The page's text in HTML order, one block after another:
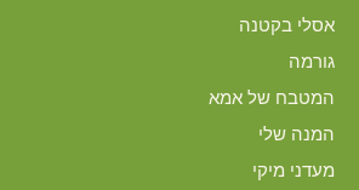
אסלי בקטנה
גורמה
המטבח של אמא
המנה שלי
מעדני מיקי